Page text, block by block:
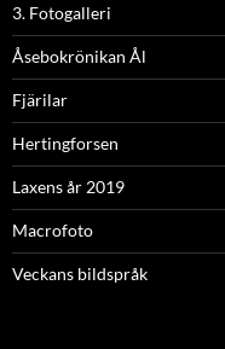
3. Fotogalleri
Åsebokrönikan Ål
Fjärilar
Hertingforsen
Laxens år 2019
Macrofoto
Veckans bildspråk